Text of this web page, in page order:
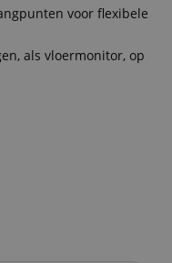
voor flexibele
als vloermonitor, op